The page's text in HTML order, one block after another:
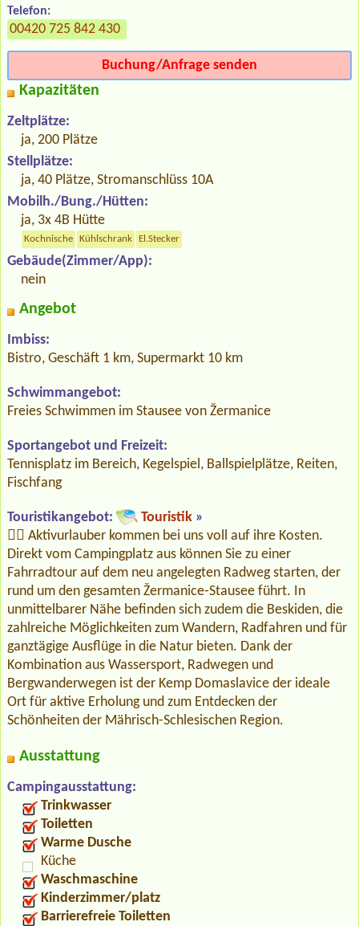
Telefon:
00420 725 842 430
Buchung/Anfrage senden
Kapazitäten
Zeltplätze:
ja, 200 Plätze
Stellplätze:
ja, 40 Plätze, Stromanschlüss 10A
Mobilh./Bung./Hütten:
ja, 3x 4B Hütte
Kochnische Kühlschrank El.Stecker
Gebäude(Zimmer/App):
nein
Angebot
Imbiss:
Bistro, Geschäft 1 km, Supermarkt 10 km
Schwimmangebot:
Freies Schwimmen im Stausee von Žermanice
Sportangebot und Freizeit:
Tennisplatz im Bereich, Kegelspiel, Ballspielplätze, Reiten,
Fischfang
Touristikangebot: Touristik »
🚴‍♂️ Aktivurlauber kommen bei uns voll auf ihre Kosten.
Direkt vom Campingplatz aus können Sie zu einer
Fahrradtour auf dem neu angelegten Radweg starten, der
rund um den gesamten Žermanice-Stausee führt. In
unmittelbarer Nähe befinden sich zudem die Beskiden, die
zahlreiche Möglichkeiten zum Wandern, Radfahren und für
ganztägige Ausflüge in die Natur bieten. Dank der
Kombination aus Wassersport, Radwegen und
Bergwanderwegen ist der Kemp Domaslavice der ideale
Ort für aktive Erholung und zum Entdecken der
Schönheiten der Mährisch-Schlesischen Region.
Ausstattung
Campingausstattung:
Trinkwasser
Toiletten
Warme Dusche
Küche
Waschmaschine
Kinderzimmer/platz
Barrierefreie Toiletten